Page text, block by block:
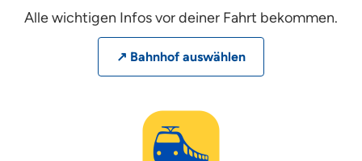
Alle wichtigen Infos vor deiner Fahrt bekommen.
↗ Bahnhof auswählen